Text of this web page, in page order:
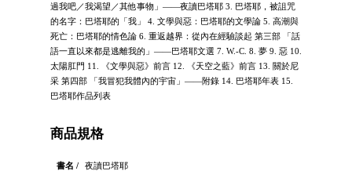
過我吧／我渴望／其他事物」——夜讀巴塔耶 3. 巴塔耶，被詛咒
的名字：巴塔耶的「我」 4. 文學與惡：巴塔耶的文學論 5. 高潮與
死亡：巴塔耶的情色論 6. 重返越界：從內在經驗談起 第三部 「話
語一直以來都是逃離我的」——巴塔耶文選 7. W.-C. 8. 夢 9. 惡 10.
太陽肛門 11. 《文學與惡》前言 12. 《天空之藍》前言 13. 關於尼
采 第四部 「我冒犯我體內的宇宙」——附錄 14. 巴塔耶年表 15.
巴塔耶作品列表
商品規格
書名 /
夜讀巴塔耶